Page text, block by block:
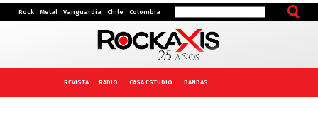
Rock Metal Vanguardia Chile Colombia
REVISTA RADIO CASA ESTUDIO BANDAS